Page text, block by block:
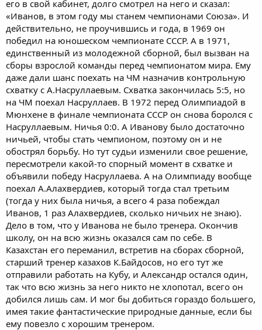
его в свой кабинет, долго смотрел на него и сказал:
«Иванов, в этом году мы станем чемпионами Союза». И
действительно, не проучившись и года, в 1969 он
победил на юношеском чемпионате СССР. А в 1971,
единственный из молодежной сборной, был вызван на
сборы взрослой команды перед чемпионатом мира. Ему
даже дали шанс поехать на ЧМ назначив контрольную
схватку с А.Насруллаевым. Схватка закончилась 5:5, но
на ЧМ поехал Насруллаев. В 1972 перед Олимпиадой в
Мюнхене в финале чемпионата СССР он снова боролся с
Насруллаевым. Ничья 0:0. А Иванову было достаточно
ничьей, чтобы стать чемпионом, поэтому он и не
обострял борьбу. Но тут судьи изменили свое решение,
пересмотрели какой-то спорный момент в схватке и
объявили победу Насруллаева. А на Олимпиаду вообще
поехал А.Алахвердиев, который тогда стал третьим
(тогда у них была ничья, а всего 4 раза побеждал
Иванов, 1 раз Алахвердиев, сколько ничьих не знаю).
Дело в том, что у Иванова не было тренера. Окончив
школу, он на всю жизнь оказался сам по себе. В
Казахстан его переманил, встретив на сборах сборной,
старший тренер казахов К.Байдосов, но его тут же
отправили работать на Кубу, и Александр остался один,
так что всю жизнь за него никто не хлопотал, всего он
добился лишь сам. И мог бы добиться гораздо большего,
имея такие фантастические природные данные, если бы
ему повезло с хорошим тренером.